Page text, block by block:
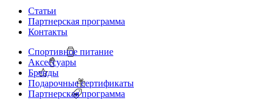
Статьи
Партнерская программа
Контакты
Спортивное питание
Аксессуары
Бренды
Подарочные сертификаты
Партнерская программа